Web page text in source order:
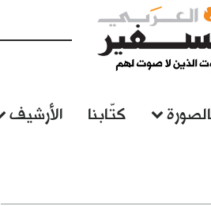
كتّابنا الأرشيف